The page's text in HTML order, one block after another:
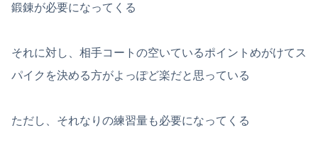
鍛錬が必要になってくる
それに対し、相手コートの空いているポイントめがけてス
パイクを決める方がよっぽど楽だと思っている
ただし、それなりの練習量も必要になってくる